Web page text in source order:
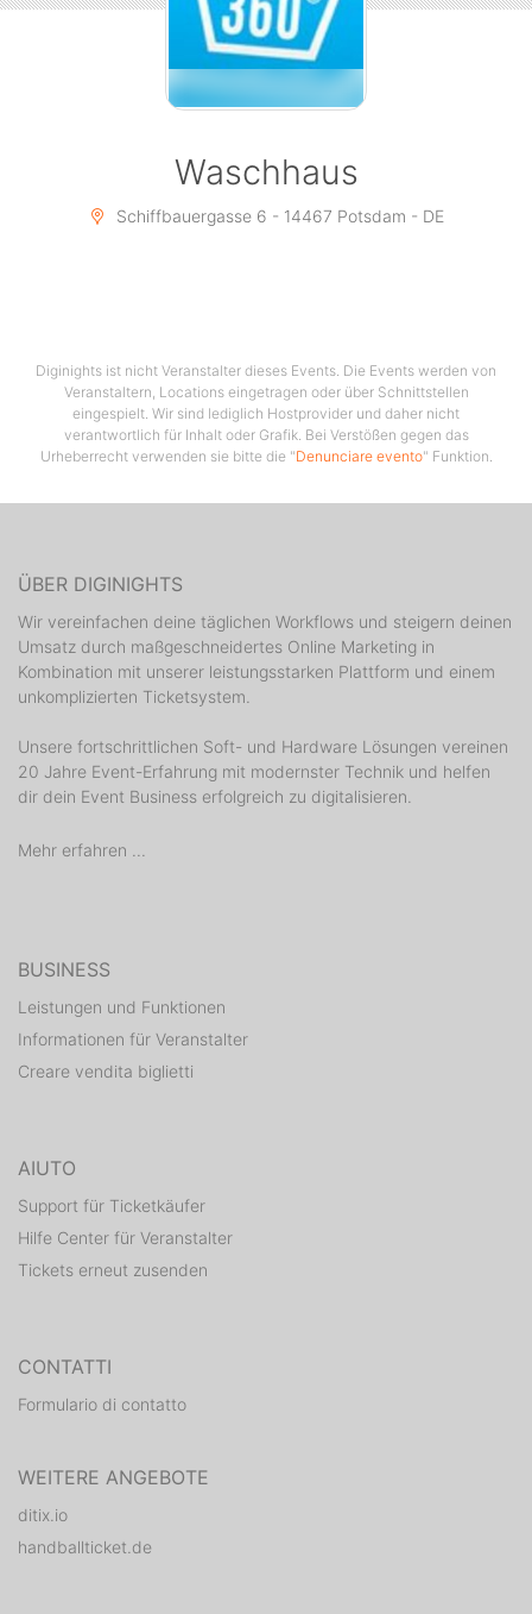
Waschhaus
Schiffbauergasse 6 - 14467 Potsdam - DE
Diginights ist nicht Veranstalter dieses Events. Die Events werden von
Veranstaltern, Locations eingetragen oder über Schnittstellen
eingespielt. Wir sind lediglich Hostprovider und daher nicht
verantwortlich für Inhalt oder Grafik. Bei Verstößen gegen das
Urheberrecht verwenden sie bitte die "Denunciare evento" Funktion.
ÜBER DIGINIGHTS
Wir vereinfachen deine täglichen Workflows und steigern deinen
Umsatz durch maßgeschneidertes Online Marketing in
Kombination mit unserer leistungsstarken Plattform und einem
unkomplizierten Ticketsystem.
Unsere fortschrittlichen Soft- und Hardware Lösungen vereinen
20 Jahre Event-Erfahrung mit modernster Technik und helfen
dir dein Event Business erfolgreich zu digitalisieren.
Mehr erfahren ...
BUSINESS
Leistungen und Funktionen
Informationen für Veranstalter
Creare vendita biglietti
AIUTO
Support für Ticketkäufer
Hilfe Center für Veranstalter
Tickets erneut zusenden
CONTATTI
Formulario di contatto
WEITERE ANGEBOTE
ditix.io
handballticket.de